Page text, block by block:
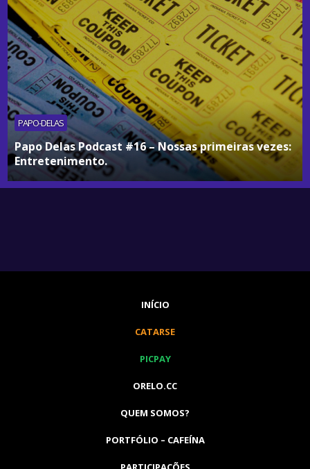
PAPO-DELAS
Papo Delas Podcast #16 – Nossas primeiras vezes:
Entretenimento.
INÍCIO
CATARSE
PICPAY
ORELO.CC
QUEM SOMOS?
PORTFÓLIO – CAFEÍNA